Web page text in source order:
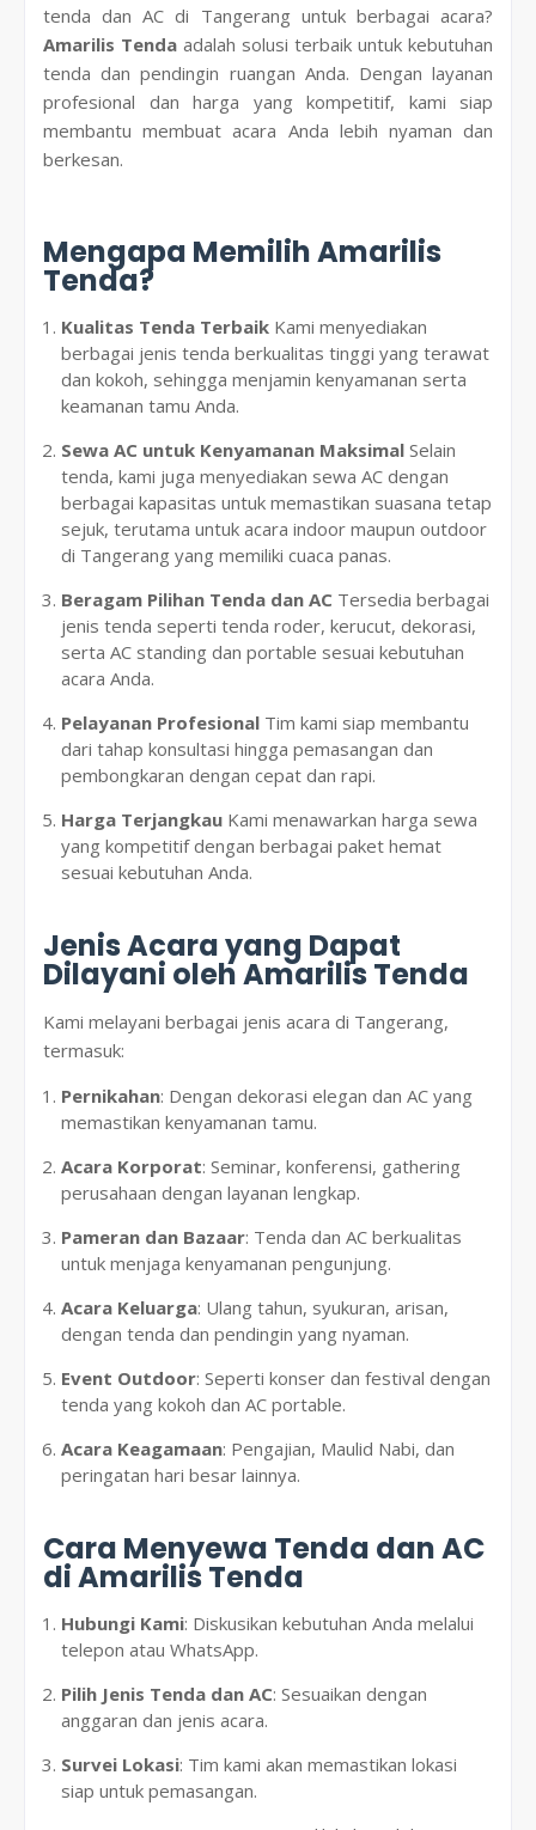
tenda dan AC di Tangerang untuk berbagai acara?
Amarilis Tenda adalah solusi terbaik untuk kebutuhan
tenda dan pendingin ruangan Anda. Dengan layanan
profesional dan harga yang kompetitif, kami siap
membantu membuat acara Anda lebih nyaman dan
berkesan.
Mengapa Memilih Amarilis
Tenda?
Kualitas Tenda Terbaik Kami menyediakan
berbagai jenis tenda berkualitas tinggi yang terawat
dan kokoh, sehingga menjamin kenyamanan serta
keamanan tamu Anda.
Sewa AC untuk Kenyamanan Maksimal Selain
tenda, kami juga menyediakan sewa AC dengan
berbagai kapasitas untuk memastikan suasana tetap
sejuk, terutama untuk acara indoor maupun outdoor
di Tangerang yang memiliki cuaca panas.
Beragam Pilihan Tenda dan AC Tersedia berbagai
jenis tenda seperti tenda roder, kerucut, dekorasi,
serta AC standing dan portable sesuai kebutuhan
acara Anda.
Pelayanan Profesional Tim kami siap membantu
dari tahap konsultasi hingga pemasangan dan
pembongkaran dengan cepat dan rapi.
Harga Terjangkau Kami menawarkan harga sewa
yang kompetitif dengan berbagai paket hemat
sesuai kebutuhan Anda.
Jenis Acara yang Dapat
Dilayani oleh Amarilis Tenda
Kami melayani berbagai jenis acara di Tangerang,
termasuk:
Pernikahan: Dengan dekorasi elegan dan AC yang
memastikan kenyamanan tamu.
Acara Korporat: Seminar, konferensi, gathering
perusahaan dengan layanan lengkap.
Pameran dan Bazaar: Tenda dan AC berkualitas
untuk menjaga kenyamanan pengunjung.
Acara Keluarga: Ulang tahun, syukuran, arisan,
dengan tenda dan pendingin yang nyaman.
Event Outdoor: Seperti konser dan festival dengan
tenda yang kokoh dan AC portable.
Acara Keagamaan: Pengajian, Maulid Nabi, dan
peringatan hari besar lainnya.
Cara Menyewa Tenda dan AC
di Amarilis Tenda
Hubungi Kami: Diskusikan kebutuhan Anda melalui
telepon atau WhatsApp.
Pilih Jenis Tenda dan AC: Sesuaikan dengan
anggaran dan jenis acara.
Survei Lokasi: Tim kami akan memastikan lokasi
siap untuk pemasangan.